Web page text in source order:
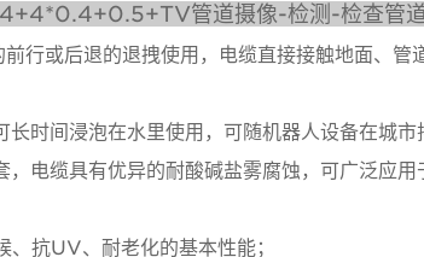
管道摄像-检测-检查管
行或后退的退拽使用，电缆直接接触地面、管
时间浸泡在水里使用，可随机器人设备在城市
电缆具有优异的耐酸碱盐雾腐蚀，可广泛应
抗UV、耐老化的基本性能；